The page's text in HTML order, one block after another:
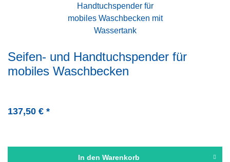
Seifen- und Handtuchspender für
mobiles Waschbecken
137,50 € *
In den Warenkorb